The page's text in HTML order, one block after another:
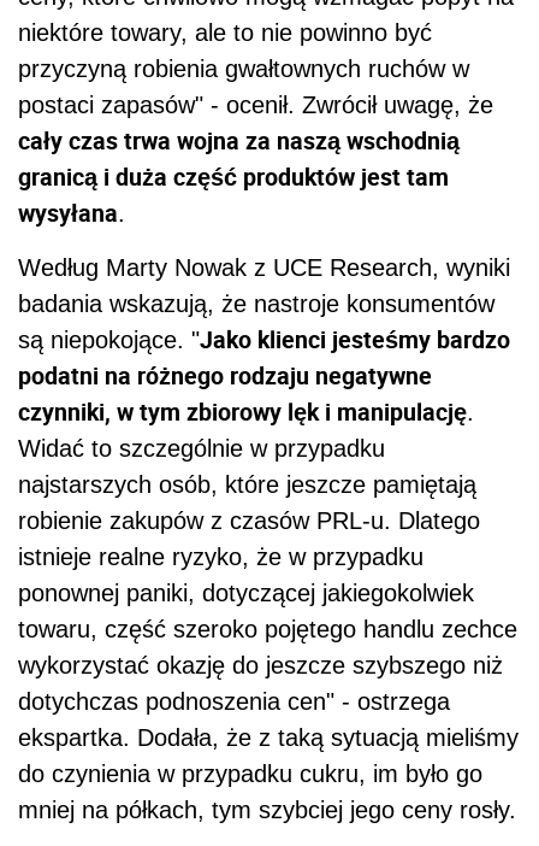
niektóre towary, ale to nie powinno być
przyczyną robienia gwałtownych ruchów w
postaci zapasów" - ocenił. Zwrócił uwagę, że
cały czas trwa wojna za naszą wschodnią
granicą i duża część produktów jest tam
wysyłana.
Według Marty Nowak z UCE Research, wyniki
badania wskazują, że nastroje konsumentów
są niepokojące. "Jako klienci jesteśmy bardzo
podatni na różnego rodzaju negatywne
czynniki, w tym zbiorowy lęk i manipulację.
Widać to szczególnie w przypadku
najstarszych osób, które jeszcze pamiętają
robienie zakupów z czasów PRL-u. Dlatego
istnieje realne ryzyko, że w przypadku
ponownej paniki, dotyczącej jakiegokolwiek
towaru, część szeroko pojętego handlu zechce
wykorzystać okazję do jeszcze szybszego niż
dotychczas podnoszenia cen" - ostrzega
ekspartka. Dodała, że z taką sytuacją mieliśmy
do czynienia w przypadku cukru, im było go
mniej na półkach, tym szybciej jego ceny rosły.